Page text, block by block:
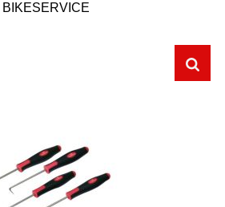
BIKESERVICE